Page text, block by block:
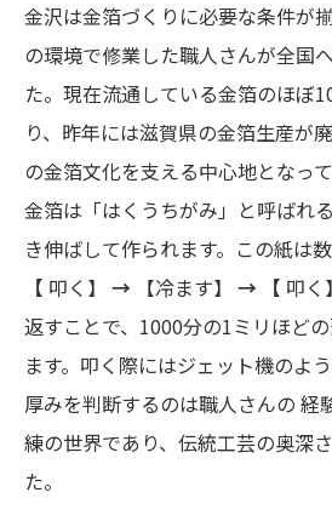
金沢は金箔づくりに必要な条件が
の環境で修業した職人さんが全国
た。現在流通している金箔のほぼ
り、昨年には滋賀県の金箔生産が
の金箔文化を支える中心地となって
金箔は「はくうちがみ」と呼ばれ
き伸ばして作られます。この紙は
【 叩く】 → 【冷ます】 → 【 叩く
返すことで、1000分の1ミリほど
ます。叩く際にはジェット機のよ
厚みを判断するのは職人さんの 経
練の世界であり、伝統工芸の奥深
た。